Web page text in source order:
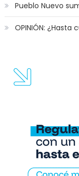
Pueblo Nuevo
OPINIÓN: